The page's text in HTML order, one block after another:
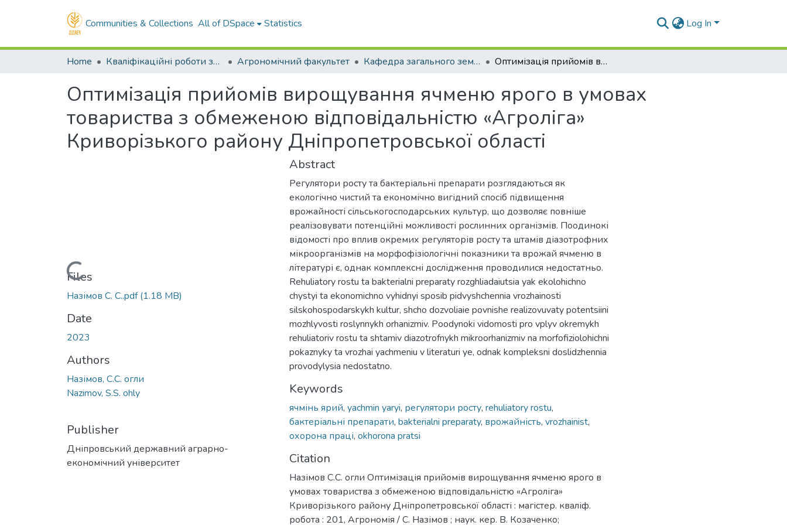
Communities & Collections All of DSpace Statistics Log In
Home Кваліфікаційні роботи здобувачів вищої освіти Агрономічний факультет Кафедра загального землеробства та ґрунтознавства . Магістри Оптимізація прийомів вирощування ячменю ярого в умовах товариства з обмеженою відповідальністю «Агроліга» Криворізького району Дніпропетровської області
Оптимізація прийомів вирощування ячменю ярого в умовах
товариства з обмеженою відповідальністю «Агроліга»
Криворізького району Дніпропетровської області
Loading...
Files
Назімов С. С..pdf(1.18 MB)
Date
2023
Authors
Назімов, С.С. огли
Nazimov, S.S. ohly
Publisher
Дніпровський державний аграрно-
економічний університет
Abstract
Регулятори росту та бактеріальні препарати розглядаються як
екологічно чистий та економічно вигідний спосіб підвищення
врожайності сільськогосподарських культур, що дозволяє повніше
реалізовувати потенційні можливості рослинних організмів. Поодинокі
відомості про вплив окремих регуляторів росту та штамів діазотрофних
мікроорганізмів на морфофізіологічні показники та врожай ячменю в
літературі є, однак комплексні дослідження проводилися недостатньо.
Rehuliatory rostu ta bakterialni preparaty rozghliadaiutsia yak ekolohichno
chystyi ta ekonomichno vyhidnyi sposib pidvyshchennia vrozhainosti
silskohospodarskykh kultur, shcho dozvoliaie povnishe realizovuvaty potentsiini
mozhlyvosti roslynnykh orhanizmiv. Poodynoki vidomosti pro vplyv okremykh
rehuliatoriv rostu ta shtamiv diazotrofnykh mikroorhanizmiv na morfofiziolohichni
pokaznyky ta vrozhai yachmeniu v literaturi ye, odnak kompleksni doslidzhennia
provodylysia nedostatno.
Keywords
ячмінь ярий, yachmin yaryi, регулятори росту, rehuliatory rostu,
бактеріальні препарати, bakterialni preparaty, врожайність, vrozhainist,
охорона праці, okhorona pratsi
Citation
Назімов С.С. огли Оптимізація прийомів вирощування ячменю ярого в
умовах товариства з обмеженою відповідальністю «Агроліга»
Криворізького району Дніпропетровської області : магістер. кваліф.
робота : 201, Агрономія / С. Назімов ; наук. кер. В. Козаченко;